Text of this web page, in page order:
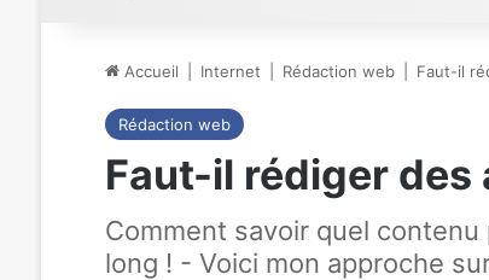
Accueil Internet Rédaction web Faut-il
Rédaction web
Faut-il rédiger des
Comment savoir quel
long ! - Voici mon approche